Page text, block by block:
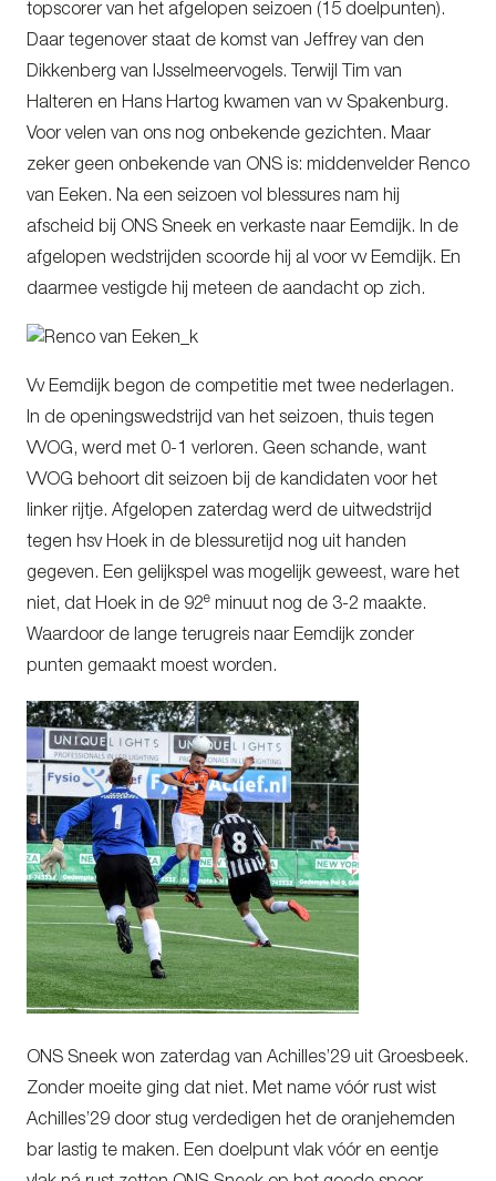
topscorer van het afgelopen seizoen (15 doelpunten).
Daar tegenover staat de komst van Jeffrey van den
Dikkenberg van IJsselmeervogels. Terwijl Tim van
Halteren en Hans Hartog kwamen van vv Spakenburg.
Voor velen van ons nog onbekende gezichten. Maar
zeker geen onbekende van ONS is: middenvelder Renco
van Eeken. Na een seizoen vol blessures nam hij
afscheid bij ONS Sneek en verkaste naar Eemdijk. In de
afgelopen wedstrijden scoorde hij al voor vv Eemdijk. En
daarmee vestigde hij meteen de aandacht op zich.
Vv Eemdijk begon de competitie met twee nederlagen.
In de openingswedstrijd van het seizoen, thuis tegen
VVOG, werd met 0-1 verloren. Geen schande, want
VVOG behoort dit seizoen bij de kandidaten voor het
linker rijtje. Afgelopen zaterdag werd de uitwedstrijd
tegen hsv Hoek in de blessuretijd nog uit handen
gegeven. Een gelijkspel was mogelijk geweest, ware het
niet, dat Hoek in de 92e minuut nog de 3-2 maakte.
Waardoor de lange terugreis naar Eemdijk zonder
punten gemaakt moest worden.
ONS Sneek won zaterdag van Achilles’29 uit Groesbeek.
Zonder moeite ging dat niet. Met name vóór rust wist
Achilles’29 door stug verdedigen het de oranjehemden
bar lastig te maken. Een doelpunt vlak vóór en eentje